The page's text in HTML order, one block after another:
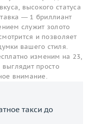
высокого статуса
— 1 бриллиант
служит золото
и позволяет
вашего стиля.
изменим на 23,
просто
внимание.
такси до